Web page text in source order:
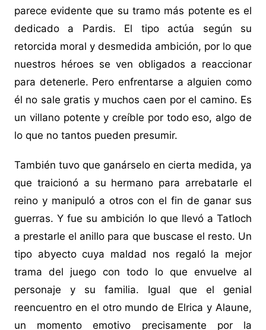
parece evidente que su tramo más potente es el
dedicado a Pardis. El tipo actúa según su
retorcida moral y desmedida ambición, por lo que
nuestros héroes se ven obligados a reaccionar
para detenerle. Pero enfrentarse a alguien como
él no sale gratis y muchos caen por el camino. Es
un villano potente y creíble por todo eso, algo de
lo que no tantos pueden presumir.
También tuvo que ganárselo en cierta medida, ya
que traicionó a su hermano para arrebatarle el
reino y manipuló a otros con el fin de ganar sus
guerras. Y fue su ambición lo que llevó a Tatloch
a prestarle el anillo para que buscase el resto. Un
tipo abyecto cuya maldad nos regaló la mejor
trama del juego con todo lo que envuelve al
personaje y su familia. Igual que el genial
reencuentro en el otro mundo de Elrica y Alaune,
un momento emotivo precisamente por la